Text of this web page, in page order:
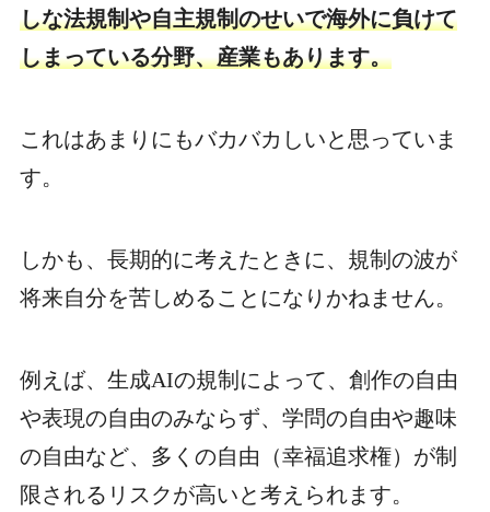
しな法規制や自主規制のせいで海外に負けて
しまっている分野、産業もあります。
これはあまりにもバカバカしいと思っていま
す。
しかも、長期的に考えたときに、規制の波が
将来自分を苦しめることになりかねません。
例えば、生成AIの規制によって、創作の自由
や表現の自由のみならず、学問の自由や趣味
の自由など、多くの自由（幸福追求権）が制
限されるリスクが高いと考えられます。